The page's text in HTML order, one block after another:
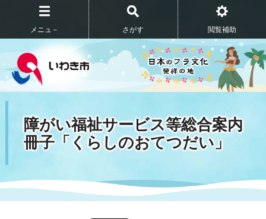
メニュ－ さがす 閲覧補助
障がい福祉サービス等総合案内
冊子「くらしのおてつだい」